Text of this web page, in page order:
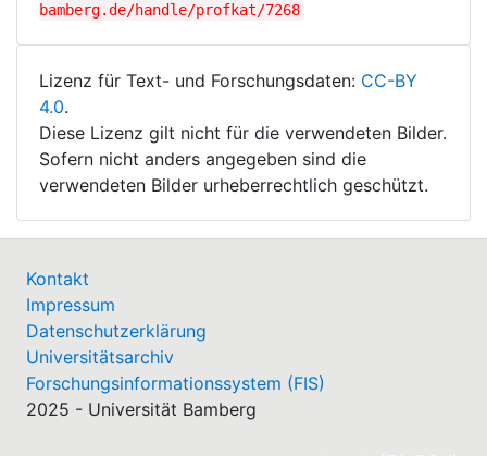
bamberg.de/handle/profkat/7268
Lizenz für Text- und Forschungsdaten: CC-BY
4.0.
Diese Lizenz gilt nicht für die verwendeten Bilder.
Sofern nicht anders angegeben sind die
verwendeten Bilder urheberrechtlich geschützt.
Kontakt
Impressum
Datenschutzerklärung
Universitätsarchiv
Forschungsinformationssystem (FIS)
2025 - Universität Bamberg